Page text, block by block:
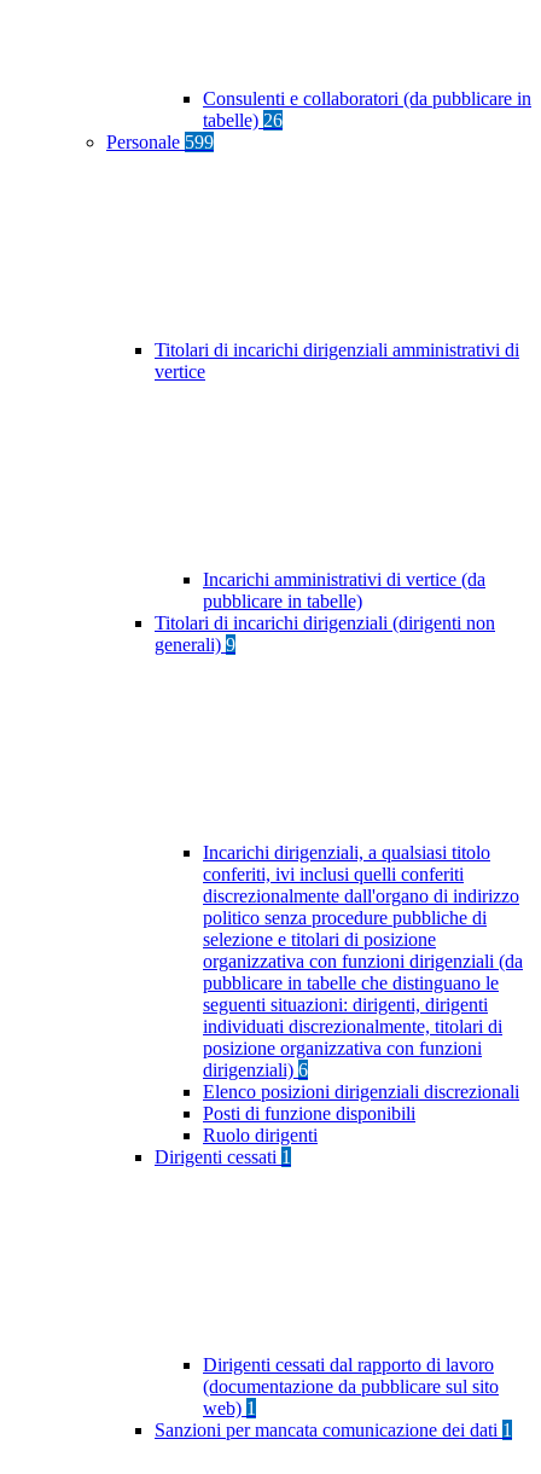
Consulenti e collaboratori (da pubblicare in
tabelle) 26
Personale 599
Titolari di incarichi dirigenziali amministrativi di
vertice
Incarichi amministrativi di vertice (da
pubblicare in tabelle)
Titolari di incarichi dirigenziali (dirigenti non
generali) 9
Incarichi dirigenziali, a qualsiasi titolo
conferiti, ivi inclusi quelli conferiti
discrezionalmente dall'organo di indirizzo
politico senza procedure pubbliche di
selezione e titolari di posizione
organizzativa con funzioni dirigenziali (da
pubblicare in tabelle che distinguano le
seguenti situazioni: dirigenti, dirigenti
individuati discrezionalmente, titolari di
posizione organizzativa con funzioni
dirigenziali) 6
Elenco posizioni dirigenziali discrezionali
Posti di funzione disponibili
Ruolo dirigenti
Dirigenti cessati 1
Dirigenti cessati dal rapporto di lavoro
(documentazione da pubblicare sul sito
web) 1
Sanzioni per mancata comunicazione dei dati 1